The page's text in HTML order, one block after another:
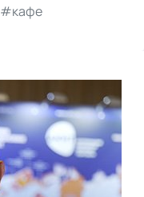
#кафе